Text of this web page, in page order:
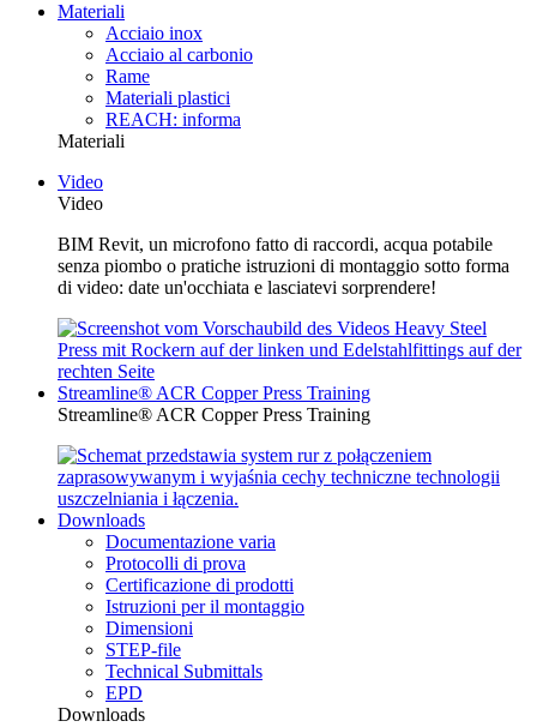
Materiali
Acciaio inox
Acciaio al carbonio
Rame
Materiali plastici
REACH: informa
Materiali
Video
Video
BIM Revit, un microfono fatto di raccordi, acqua potabile
senza piombo o pratiche istruzioni di montaggio sotto forma
di video: date un'occhiata e lasciatevi sorprendere!
Streamline® ACR Copper Press Training
Streamline® ACR Copper Press Training
Downloads
Documentazione varia
Protocolli di prova
Certificazione di prodotti
Istruzioni per il montaggio
Dimensioni
STEP-file
Technical Submittals
EPD
Downloads